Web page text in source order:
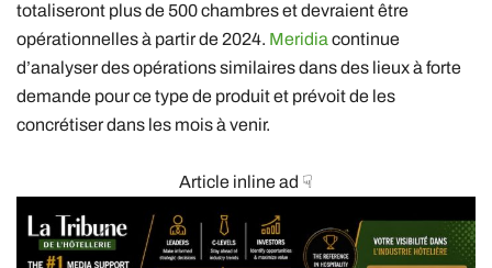
totaliseront plus de 500 chambres et devraient être
opérationnelles à partir de 2024. Meridia continue
d’analyser des opérations similaires dans des lieux à forte
demande pour ce type de produit et prévoit de les
concrétiser dans les mois à venir.
Article inline ad ☟